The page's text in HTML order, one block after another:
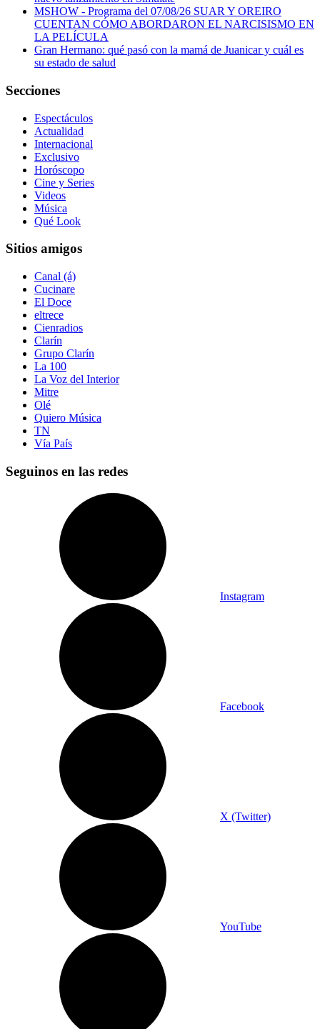
MSHOW - Programa del 07/08/26 SUAR Y OREIRO
CUENTAN CÓMO ABORDARON EL NARCISISMO EN
LA PELÍCULA
Gran Hermano: qué pasó con la mamá de Juanicar y cuál es
su estado de salud
Secciones
Espectáculos
Actualidad
Internacional
Exclusivo
Horóscopo
Cine y Series
Videos
Música
Qué Look
Sitios amigos
Canal (á)
Cucinare
El Doce
eltrece
Cienradios
Clarín
Grupo Clarín
La 100
La Voz del Interior
Mitre
Olé
Quiero Música
TN
Vía País
Seguinos en las redes
Instagram
Facebook
X (Twitter)
YouTube